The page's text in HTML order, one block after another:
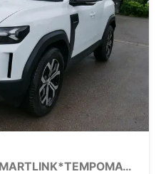
Expression TCe 130*SMARTLINK*TEMPOMAT*LED*PDC-KAMERA*SHZ*KLIMA*17-ZOLL